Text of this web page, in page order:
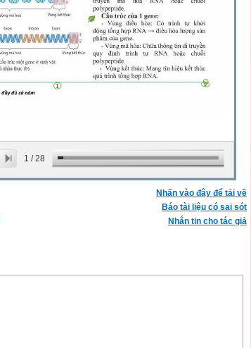
1 /28
Nhấn vào đây để tải về
Báo tài liệu có sai sót
Nhắn tin cho tác giả